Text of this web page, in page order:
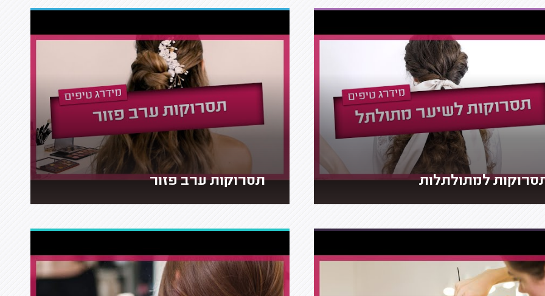
למתולתלות תסרוקות ערב פזור